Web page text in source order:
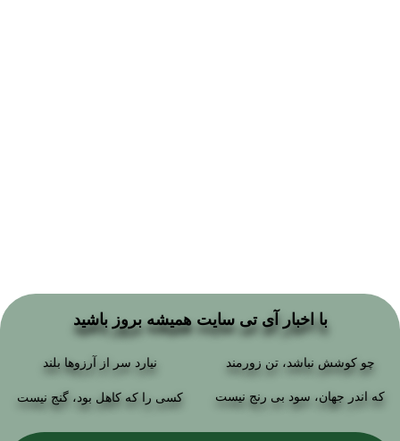
با اخبار آی تی سایت همیشه بروز باشید
چو کوشش نباشد، تن زورمند
که اندر جهان، سود بی رنج نیست
نیارد سر از آرزوها بلند
کسی را که کاهل بود، گنج نیست